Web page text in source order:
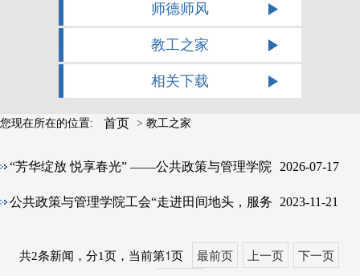
师德师风
教工之家
相关下载
您现在所在的位置: 首页 > 教工之家
“芳华绽放 悦享春光” ——公共政策与管理学院
2026-07-17
公共政策与管理学院工会“走进田间地头，服务
2023-11-21
共2条新闻，分1页，当前第1页 最前页 上一页
下一页